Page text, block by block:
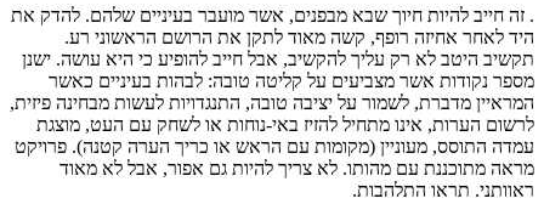
. זה חייב להיות חיוך שבא מבפנים, אשר מועבר בעיניים שלהם. להדק את
היד לאחר אחיזה רופף, קשה מאוד לתקן את הרושם הראשוני רע.
תקשיב היטב לא רק עליך להקשיב, אבל חייב להופיע כי היא עושה. ישנן
מספר נקודות אשר מצביעים על קליטה טובה: לבהות בעיניים כאשר
המראיין מדברת, לשמור על יציבה טובה, התנגדויות לעשות מבחינה פיזית,
לרשום הערות, אינו מתחיל להזיז באי-נוחות או לשחק עם העט, מוצגת
עמדה התוסס, מעוניין (מקומות עם הראש או כריך הערה קטנה). פרויקט
מראה מתוכננת עם מהותו. לא צריך להיות גם אפור, אבל לא מאוד
ראוותני. תראו התלהבות.